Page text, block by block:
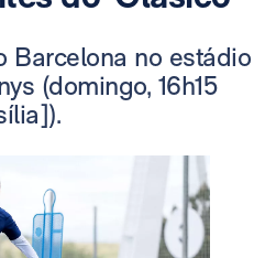
Barcelona no estádio
(domingo, 16h15